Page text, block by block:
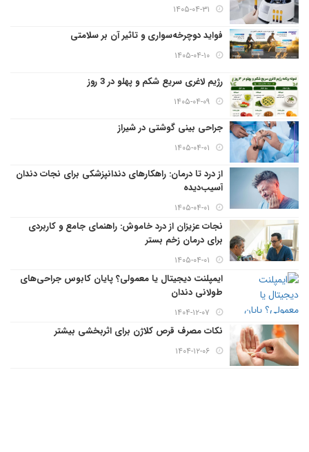
۱۴۰۵-۰۴-۳۱
فواید دوچرخه‌سواری و تاثیر آن بر سلامتی
۱۴۰۵-۰۴-۱۰
رژیم لاغری سریع شکم و پهلو در 3 روز
۱۴۰۵-۰۴-۰۹
جراحی بینی گوشتی در شیراز
۱۴۰۵-۰۴-۰۱
از درد تا درمان: راهکارهای دندانپزشکی برای نجات دندان
آسیب‌دیده
۱۴۰۵-۰۴-۰۱
نجات عزیزان از درد خاموش: راهنمای جامع و کاربردی
برای درمان زخم بستر
۱۴۰۵-۰۴-۰۱
ایمپلنت دیجیتال یا معمولی؟ پایان کابوس جراحی‌های
طولانی دندان
۱۴۰۴-۱۲-۰۷
نکات مصرف قرص کلاژن برای اثربخشی بیشتر
۱۴۰۴-۱۲-۰۶